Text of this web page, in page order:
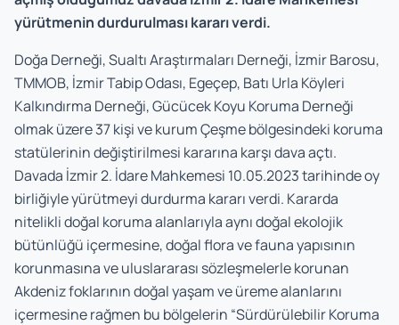
yürütmenin durdurulması kararı verdi.
Doğa Derneği, Sualtı Araştırmaları Derneği, İzmir Barosu,
TMMOB, İzmir Tabip Odası, Egeçep, Batı Urla Köyleri
Kalkındırma Derneği, Gücücek Koyu Koruma Derneği
olmak üzere 37 kişi ve kurum Çeşme bölgesindeki koruma
statülerinin değiştirilmesi kararına karşı dava açtı.
Davada İzmir 2. İdare Mahkemesi 10.05.2023 tarihinde oy
birliğiyle yürütmeyi durdurma kararı verdi. Kararda
nitelikli doğal koruma alanlarıyla aynı doğal ekolojik
bütünlüğü içermesine, doğal flora ve fauna yapısının
korunmasına ve uluslararası sözleşmelerle korunan
Akdeniz foklarının doğal yaşam ve üreme alanlarını
içermesine rağmen bu bölgelerin “Sürdürülebilir Koruma